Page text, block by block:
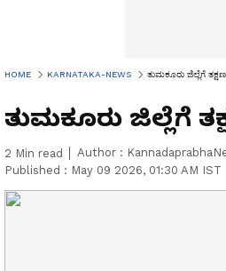
HOME KARNATAKA-NEWS ತುಮಕೂರು ಜಿಲ್ಲೆಗೆ
ತುಮಕೂರು ಜಿಲ್ಲೆಗೆ
2 Min read Author :
Published : May 09 2026, 01:30 AM IST